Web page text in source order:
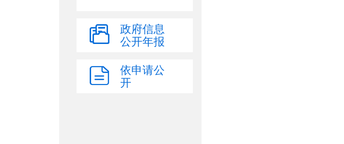
政府信息
公开年报
依申请公
开